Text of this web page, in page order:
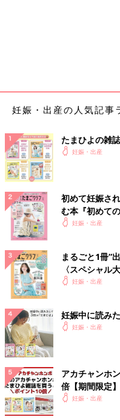
momomo_1985さんは
ッドをGET！10段階の高さ
したいときにも便利だそう
ッドを使う予定とのこと！
編集部注 添い寝用ベビー
で、大人用ベッドとの間に
る必要があります。また赤
妊娠・出産の人気記事
たまひよの雑誌
妊娠・出産
初めて妊娠さ
む本『初めて
妊娠・出産
まるごと1冊“
〈スペシャル
妊娠・出産
妊娠中に読み
妊娠・出産
アカチャンホ
倍【期間限定】
妊娠・出産